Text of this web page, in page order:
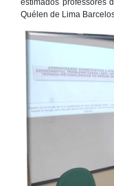
Quélen de Lima